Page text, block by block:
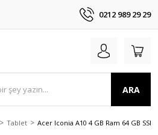
0212 989 29 29
ARA
Tablet Acer Iconia A10 4 GB Ram 64 GB